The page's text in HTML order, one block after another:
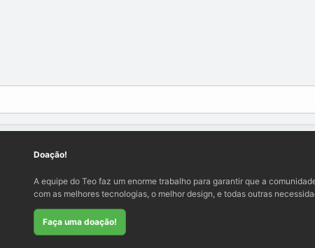
Doação!
A equipe do Teo faz um enorme trabalho para garantir que a
com as melhores tecnologias, o melhor design, e todas outras
Faça uma doação!